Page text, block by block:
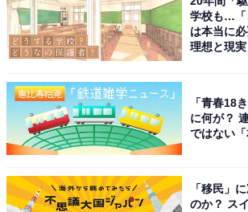
雑貨を大小さまざまなサイズでそろえ
万3500円相当が入っています。
クリア素材が夏らしいポーチ
含まれているので、これからの季節で
す。
【内容】
まとまる保冷バッグ ライム、スクエ
学校も…「
は本当に
理想と現実
「青春18
に何が？
ではない「
「移民」
のか？ ス